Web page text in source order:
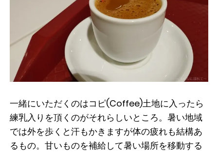
一緒にいただくのはコピ(Coffee)土地に入ったら
練乳入りを頂くのがそれらしいところ。暑い地域
では外を歩くと汗もかきますが体の疲れも結構あ
るもの。甘いものを補給して暑い場所を移動する